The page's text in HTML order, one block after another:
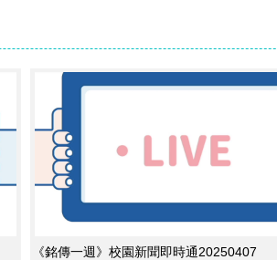
《銘傳一週》校園新聞即時通20250407